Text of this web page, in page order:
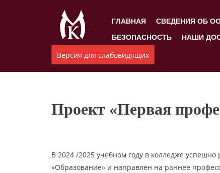
ГЛАВНАЯ СВЕДЕНИЯ ОБ
БЕЗОПАСНОСТЬ
НАШИ
Версия для слабовидящих
Проект «Первая
В 2024 /2025 учебном году в колледже
«Образование» и направлен на раннее